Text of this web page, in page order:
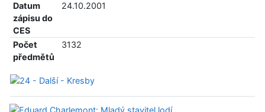
Datum
zápisu do
CES
24.10.2001
Počet
předmětů
3132